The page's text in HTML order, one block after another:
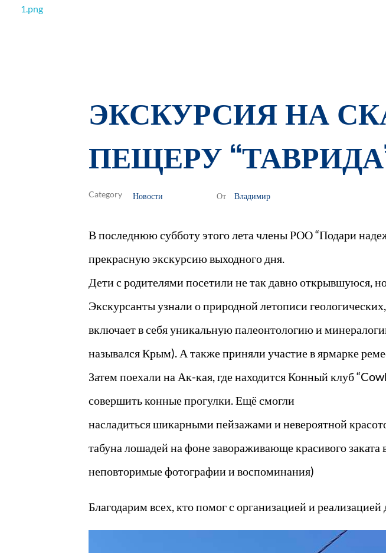
ЭКСКУРСИЯ НА
ПЕЩЕРУ
От Владимир
Новости
В последнюю субботу этого лета члены РОО “Подари
прекрасную экскурсию выходного дня.
Дети с родителями посетили не так давно
Экскурсанты узнали о природной летописи
включает в себя уникальную палеонтологию и
назывался Крым). А также приняли участие в ярмарке
Затем поехали на Ак-кая, где находится Конный клуб
совершить конные прогулки. Ещё смогли
насладиться шикарными пейзажами и невероятной
табуна лошадей на фоне завораживающе красивого
неповторимые фотографии и воспоминания)
Благодарим всех, кто помог с организацией и